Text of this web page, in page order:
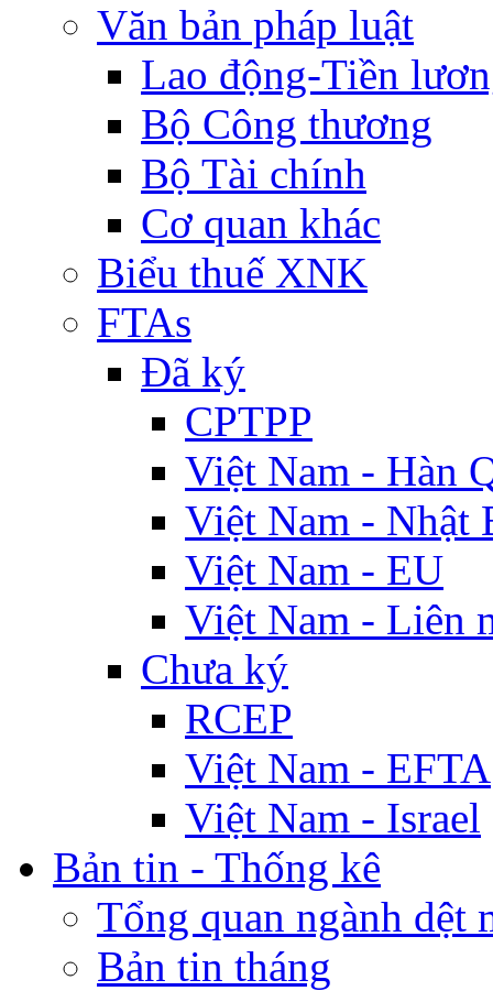
Văn bản pháp luật
Lao động-Tiền
Bộ Công thương
Bộ Tài chính
Cơ quan khác
Biểu thuế XNK
FTAs
Đã ký
CPTPP
Việt Nam - Hàn
Việt Nam - Nhật
Việt Nam - EU
Việt Nam - Liên
Chưa ký
RCEP
Việt Nam - EFTA
Việt Nam - Israel
Bản tin - Thống kê
Tổng quan ngành dệt
Bản tin tháng